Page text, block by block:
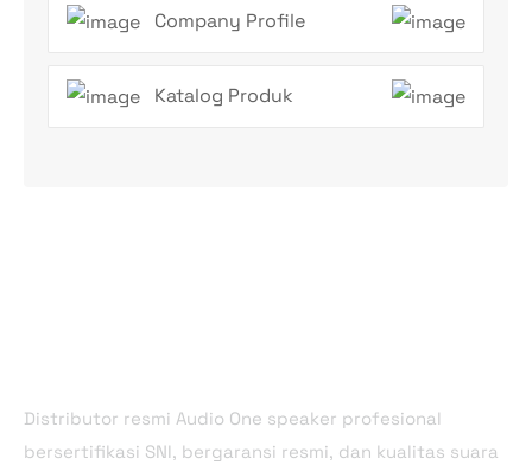
Company Profile
Katalog Produk
Distributor resmi Audio One speaker profesional
bersertifikasi SNI, bergaransi resmi, dan kualitas suara